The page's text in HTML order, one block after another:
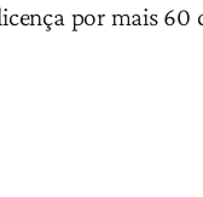
por mais 60